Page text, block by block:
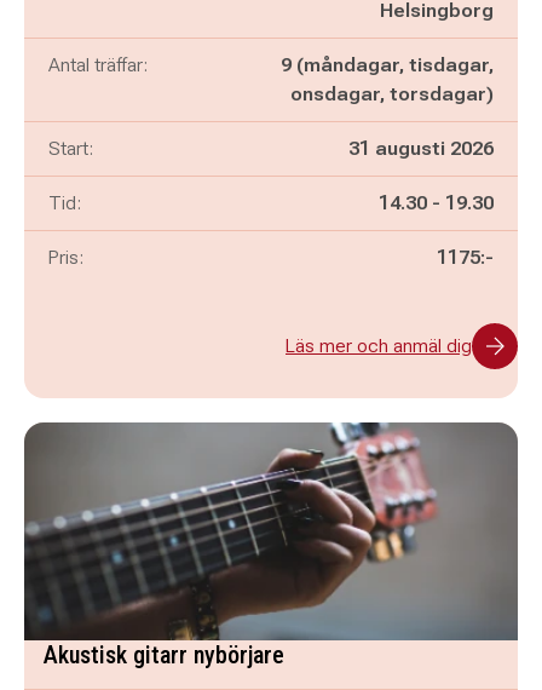
Helsingborg
Antal träffar:
9 (måndagar, tisdagar,
onsdagar, torsdagar)
Start: 31 augusti 2026
Tid: Pågår mellan
14.30 - och
19.30
Pris: 1175:-
Läs mer och anmäl dig
Akustisk gitarr nybörjare